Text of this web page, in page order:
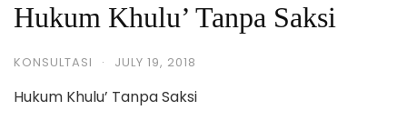
Hukum Khulu’ Tanpa Saksi
KONSULTASI · JULY 19, 2018
Hukum Khulu’ Tanpa Saksi